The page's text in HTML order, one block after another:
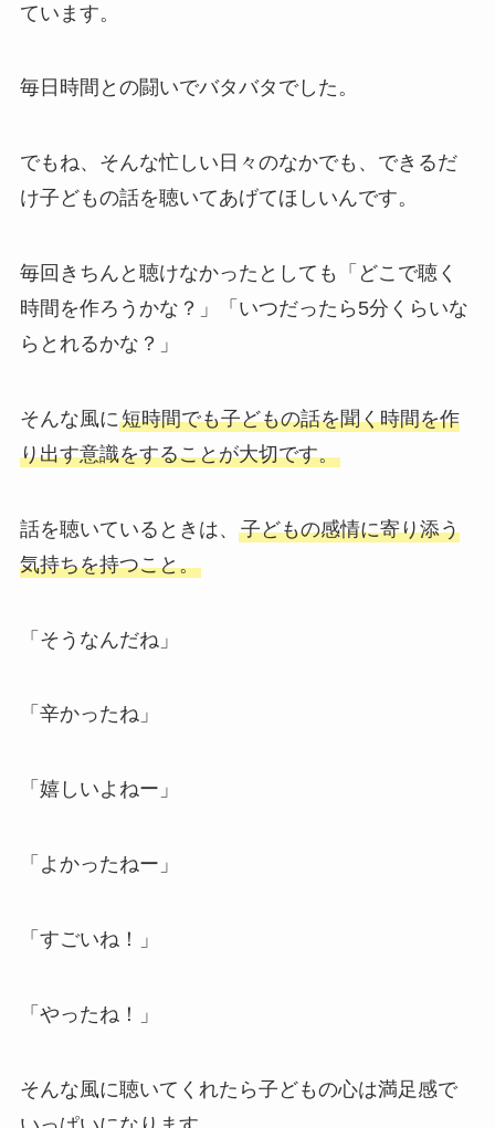
ています。
毎日時間との闘いでバタバタでした。
でもね、そんな忙しい日々のなかでも、できるだ
け子どもの話を聴いてあげてほしいんです。
毎回きちんと聴けなかったとしても「どこで聴く
時間を作ろうかな？」「いつだったら5分くらいな
らとれるかな？」
そんな風に短時間でも子どもの話を聞く時間を作
り出す意識をすることが大切です。
話を聴いているときは、 子どもの感情に寄り添う
気持ちを持つこと。
「そうなんだね」
「辛かったね」
「嬉しいよねー」
「よかったねー」
「すごいね！」
「やったね！」
そんな風に聴いてくれたら子どもの心は満足感で